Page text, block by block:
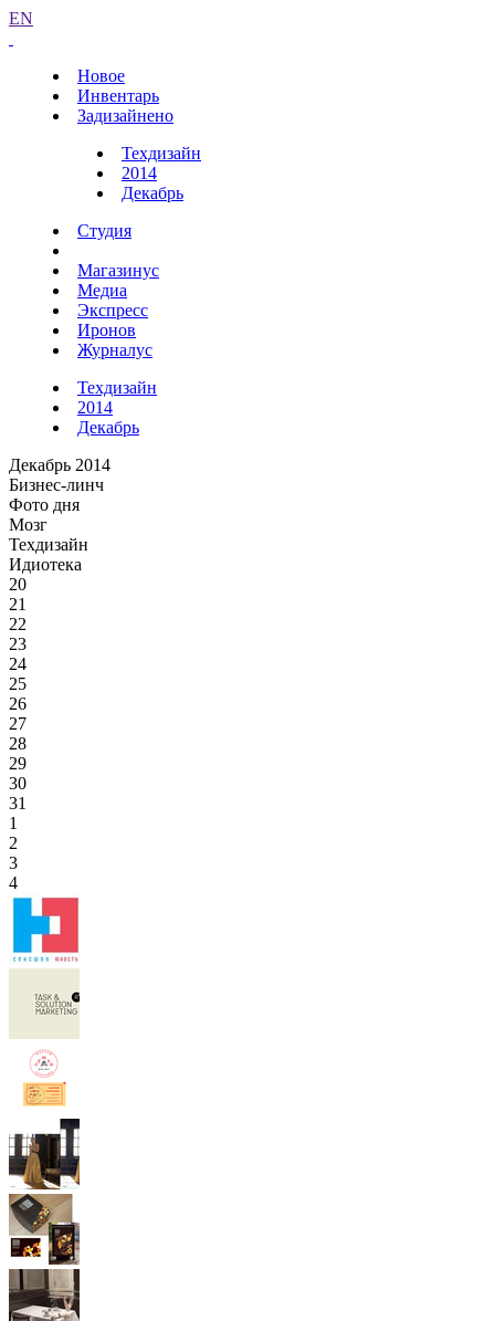
EN
Новое
Инвентарь
Задизайнено
Техдизайн
2014
Декабрь
Студия
Магазинус
Медиа
Экспресс
Иронов
Журналус
Техдизайн
2014
Декабрь
Декабрь 2014
Бизнес-линч
Фото дня
Мозг
Техдизайн
Идиотека
20
21
22
23
24
25
26
27
28
29
30
31
1
2
3
4